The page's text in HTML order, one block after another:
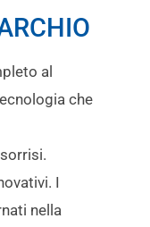
al
che
I
nella